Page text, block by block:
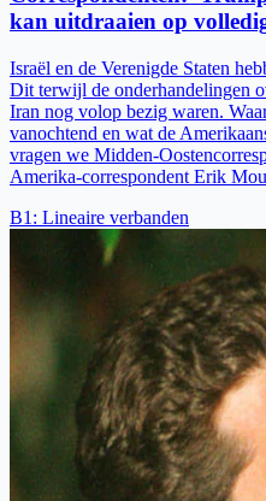
kan uitdraaien op
Israël en de Verenigde Staten
Dit terwijl de onderhandelingen
Iran nog volop bezig waren.
vanochtend en wat de
vragen we Midden-
Amerika-correspondent Erik
B1 : Lineaire verbanden